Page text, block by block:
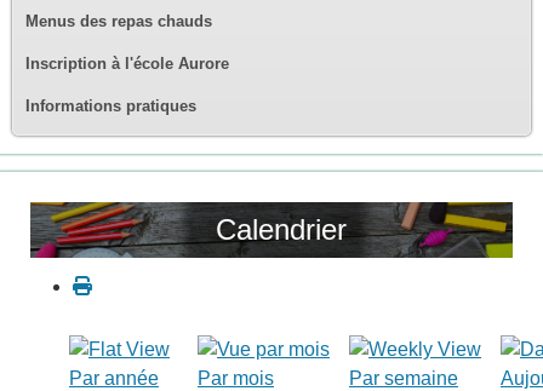
Menus des repas chauds
Inscription à l'école Aurore
Informations pratiques
Calendrier
Par année Par mois Par semaine